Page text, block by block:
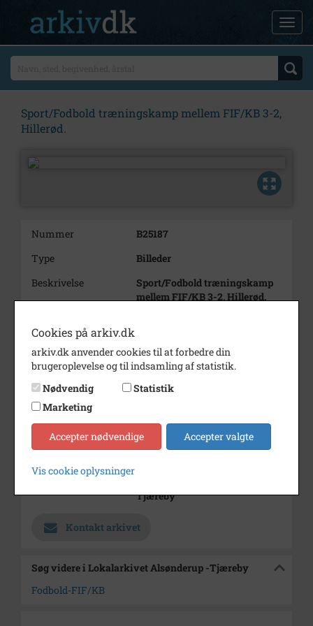
Sport/Fodbold træningskamp mellem FIF/KB 3-2,
Hillerød.
Nummer
B25187
Type
Billeder
Beskrivelse
Sport/Fodbold træningskamp
mellem FIF/KB 3-2, Hillerød.
Årstal
Dateringsnote
27/3 1976
Fotograf
Jørgen Rubæk Hansen
Se på kort
Type
Kommune (1970-2050)
Tjæreby
Kontakt arkivet
Søg videre i Lokalarkivet Alsønderup -Tjæreby
Fodbold-FIF/KB
Cookies på arkiv.dk
arkiv.dk anvender cookies til at forbedre din
brugeroplevelse og til indsamling af statistik.
Nødvendig
Statistik
Marketing
Accepter nødvendige Accepter valgte
Vis cookie oplysninger